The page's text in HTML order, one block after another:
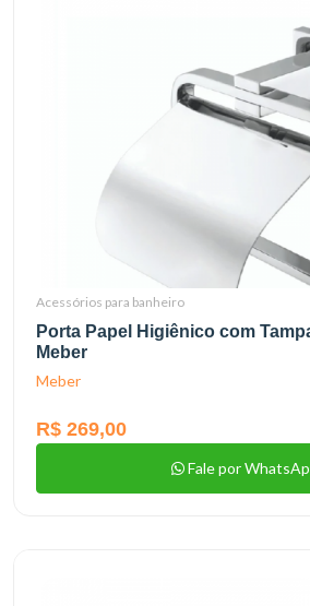
Acessórios para banheiro
Porta Papel Higiênico com
Meber
Meber
R$ 269,00
Fale por